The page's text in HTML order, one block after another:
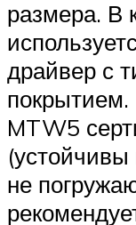
размера. В
драйвер с
MTW5
не